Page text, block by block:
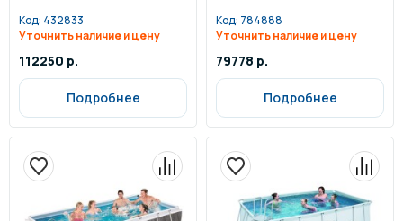
Код: 432833
Уточнить наличие и цену
112250 р.
Подробнее
Код: 784888
Уточнить наличие и цену
79778 р.
Подробнее